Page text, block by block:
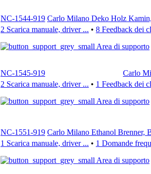
NC-1544-919 Carlo Milano Deko Holz
2 Scarica manuale, driver ... • 8 Feedback dei
Area di supporto
NC-1545-919
Carlo
2 Scarica manuale, driver ... • 1 Feedback dei
Area di supporto
NC-1551-919 Carlo Milano Ethanol Brenner,
1 Scarica manuale, driver ... • 1 Domande
Area di supporto